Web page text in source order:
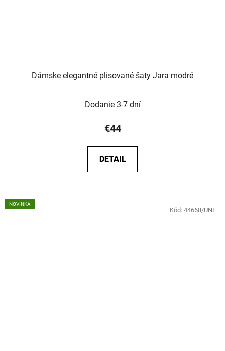
Dámske elegantné plisované šaty Jara modré
Dodanie 3-7 dní
€44
DETAIL
NOVINKA
Kód: 44668/UNI